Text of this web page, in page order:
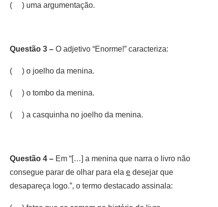
( ) uma argumentação.
Questão 3 – O adjetivo “Enorme!” caracteriza:
( ) o joelho da menina.
( ) o tombo da menina.
( ) a casquinha no joelho da menina.
Questão 4 – Em “[…] a menina que narra o livro não
consegue parar de olhar para ela e desejar que
desapareça logo.”, o termo destacado assinala: